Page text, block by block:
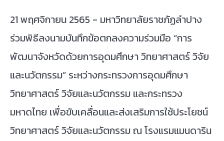
21 พฤศจิกายน 2565 - มหาวิทยาลัยราชภัฏลำปาง
ร่วมพิธีลงนามบันทึกข้อตกลงความร่วมมือ “การ
พัฒนาจังหวัดด้วยการอุดมศึกษา วิทยาศาสตร์ วิจัย
และนวัตกรรม” ระหว่างกระทรวงการอุดมศึกษา
วิทยาศาสตร์ วิจัยและนวัตกรรม และกระทรวง
มหาดไทย เพื่อขับเคลื่อนและส่งเสริมการใช้ประโยชน์
วิทยาศาสตร์ วิจัยและนวัตกรรม ณ โรงแรมแมนดาริน